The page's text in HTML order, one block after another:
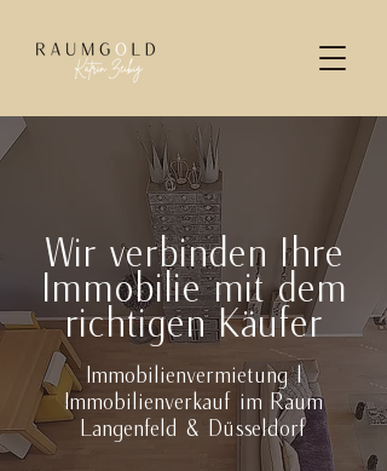
Wir verbinden Ihre
Immobilie mit dem
richtigen Käufer
Immobilienvermietung l
Immobilienverkauf im Raum
Langenfeld & Düsseldorf